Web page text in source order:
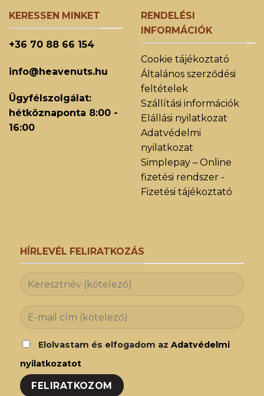
KERESSEN MINKET
+36 70 88 66 154
info@heavenuts.hu
Ügyfélszolgálat:
hétköznaponta 8:00 -
16:00
RENDELÉSI
INFORMÁCIÓK
Cookie tájékoztató
Általános szerződési
feltételek
Szállítási információk
Elállási nyilatkozat
Adatvédelmi
nyilatkozat
Simplepay – Online
fizetési rendszer -
Fizetési tájékoztató
HÍRLEVÉL FELIRATKOZÁS
Elolvastam és elfogadom az Adatvédelmi
nyilatkozatot